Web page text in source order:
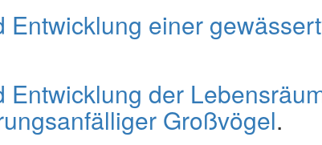
Entwicklung einer
Entwicklung der
Großvögel.